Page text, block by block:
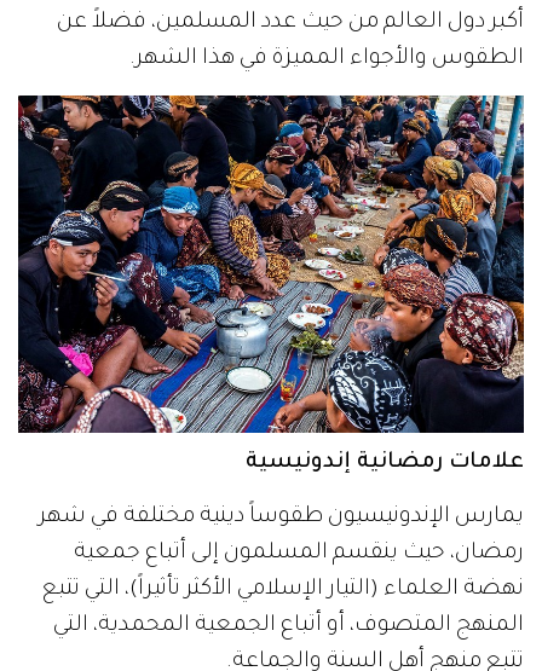
أكبر دول العالم من حيث عدد المسلمين، فضلاً عن
الطقوس والأجواء المميزة في هذا الشهر.
علامات رمضانية إندونيسية
يمارس الإندونيسيون طقوساً دينية مختلفة في شهر
رمضان، حيث ينقسم المسلمون إلى أتباع جمعية
نهضة العلماء (التيار الإسلامي الأكثر تأثيراً)، التي تتبع
المنهج المتصوف، أو أتباع الجمعية المحمدية، التي
تتبع منهج أهل السنة والجماعة.